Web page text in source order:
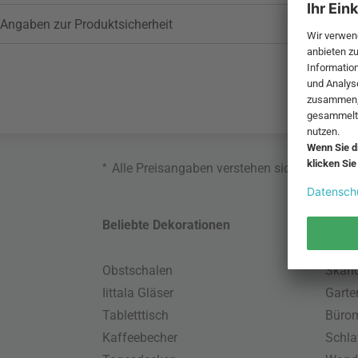
Angaben zur Produktsicherheit
* Alle Preisangaben verstehen sich
Beliebte Dekorationen
Obstschalen
Iittala Gläser
Tabletttisch
Kaffeebecher